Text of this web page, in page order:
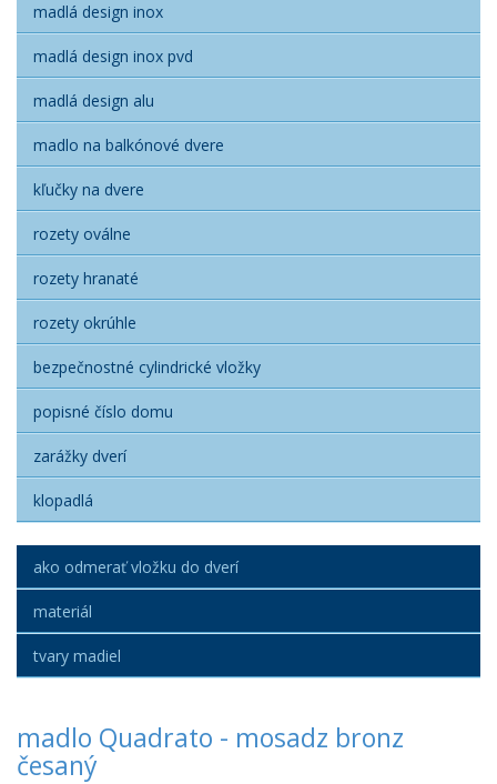
madlá design inox
madlá design inox pvd
madlá design alu
madlo na balkónové dvere
kľučky na dvere
rozety oválne
rozety hranaté
rozety okrúhle
bezpečnostné cylindrické vložky
popisné číslo domu
zarážky dverí
klopadlá
ako odmerať vložku do dverí
materiál
tvary madiel
madlo Quadrato - mosadz bronz
česaný